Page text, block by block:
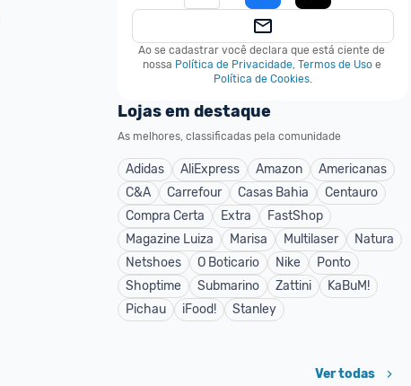
Ao se cadastrar você declara que está ciente de
nossa Política de Privacidade, Termos de Uso e
Política de Cookies.
Lojas em destaque
As melhores, classificadas pela comunidade
Adidas AliExpress Amazon
Americanas
C&A
Carrefour Casas Bahia
Centauro
Compra Certa
Extra
FastShop
Magazine Luiza
Marisa Multilaser
Natura
Netshoes
O Boticario Nike
Ponto
Shoptime
Submarino Zattini
KaBuM!
Pichau
iFood! Stanley
Ver todas